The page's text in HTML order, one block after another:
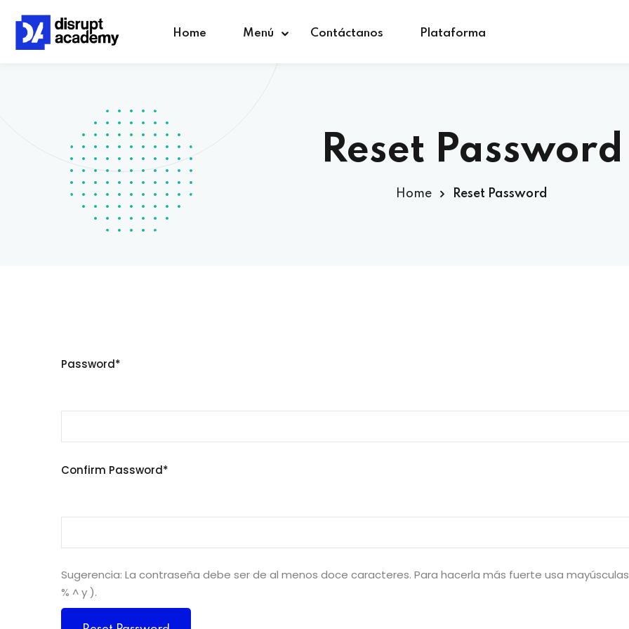
Home Menú Contáctanos Plataforma
Reset Password
Home Reset Password
Password
Confirm Password
Sugerencia: La contraseña debe ser de al menos doce caracteres. Para hacerla más fuerte usa
% ^ y ).